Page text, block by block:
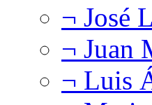
¬ José
¬ Juan
¬ Luis